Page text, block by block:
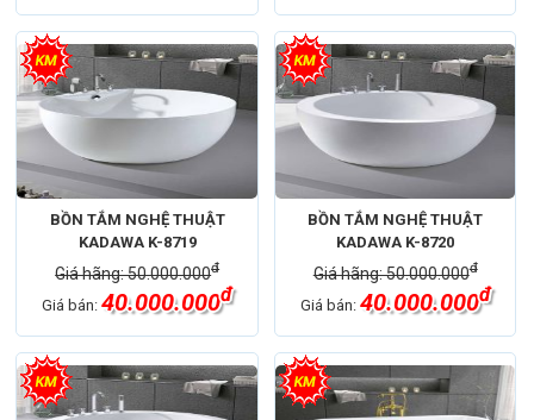
BỒN TẮM NGHỆ THUẬT
KADAWA K-8719
Giá hãng: 50.000.000đ
Giá bán:40.000.000đ
BỒN TẮM NGHỆ THUẬT
KADAWA K-8720
Giá hãng: 50.000.000đ
Giá bán: 40.000.000đ